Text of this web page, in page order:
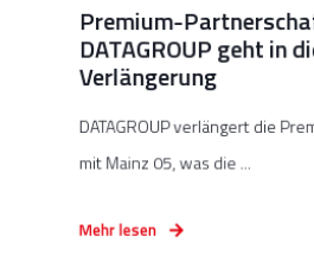
Premium-
DATAGROUP geht in
Verlängerung
DATAGROUP verlängert die
mit Mainz 05, was die ...
Mehr lesen